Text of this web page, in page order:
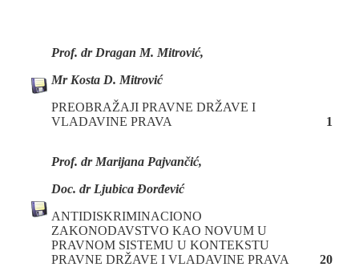
Prof. dr Dragan M. Mitrović,
Mr Kosta D. Mitrović
PREOBRAŽAJI PRAVNE DRŽAVE I
VLADAVINE PRAVA
1
Prof. dr Marijana Pajvančić,
Doc. dr Ljubica Đorđević
ANTIDISKRIMINACIONO
ZAKONODAVSTVO KAO NOVUM U
PRAVNOM SISTEMU U KONTEKSTU
PRAVNE DRŽAVE I VLADAVINE PRAVA
20